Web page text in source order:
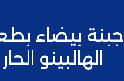
جبنة بيضاء
الهالبينو الحار